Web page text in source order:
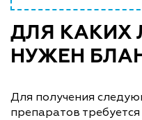
ДЛЯ КАКИХ
НУЖЕН
Для получения
препаратов